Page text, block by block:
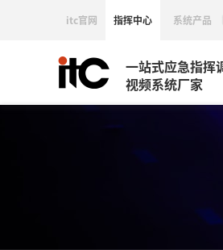
itc官网 指挥中心 系统产品
一站式应急指挥
视频系统厂家